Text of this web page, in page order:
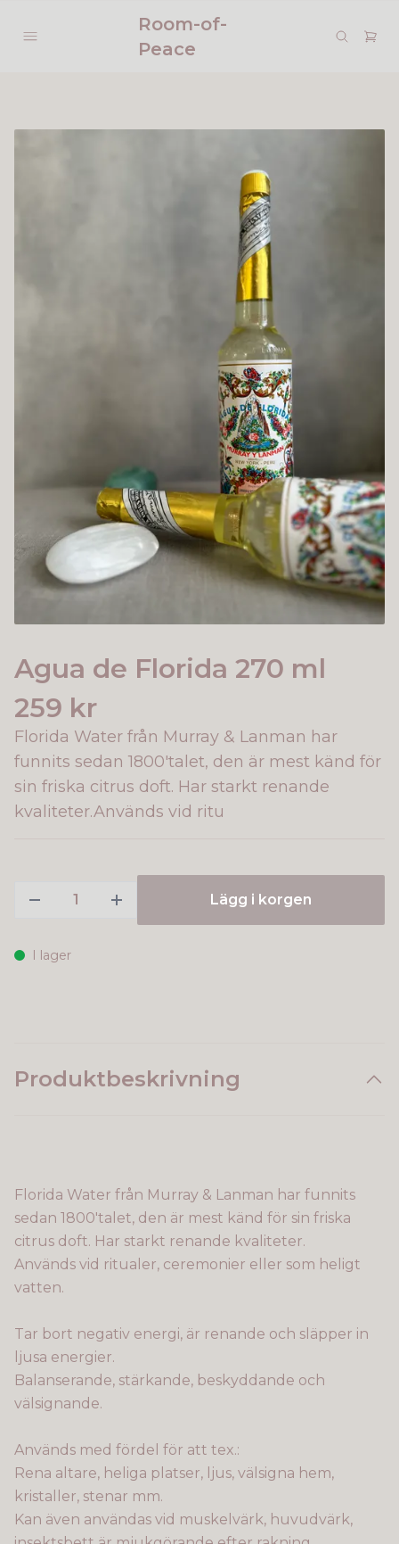
Room-of-
Peace
Agua de Florida 270 ml
259 kr
Florida Water från Murray & Lanman har
funnits sedan 1800'talet, den är mest känd för
sin friska citrus doft. Har starkt renande
kvaliteter.Används vid ritu
Lägg i korgen
I lager
Produktbeskrivning
Florida Water från Murray & Lanman har funnits
sedan 1800'talet, den är mest känd för sin friska
citrus doft. Har starkt renande kvaliteter.
Används vid ritualer, ceremonier eller som heligt
vatten.
Tar bort negativ energi, är renande och släpper in
ljusa energier.
Balanserande, stärkande, beskyddande och
välsignande.
Används med fördel för att tex.:
Rena altare, heliga platser, ljus, välsigna hem,
kristaller, stenar mm.
Kan även användas vid muskelvärk, huvudvärk,